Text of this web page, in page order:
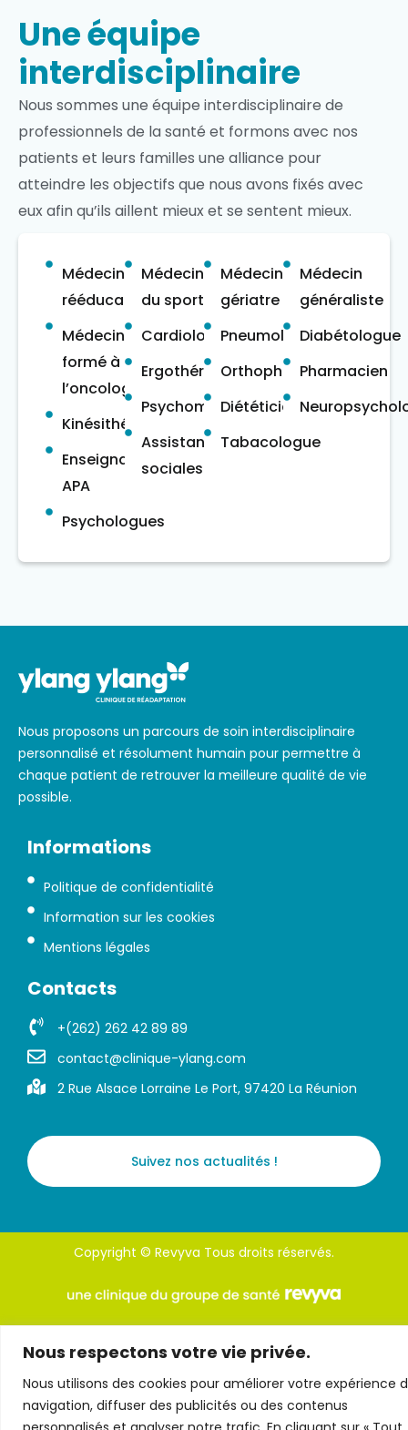
Nous respectons votre vie privée.
Nous utilisons des cookies pour améliorer votre expérience
navigation, diffuser des publicités ou des contenus
Une équipe
interdisciplinaire
Nous sommes une équipe interdisciplinaire de
professionnels de la santé et formons avec nos
patients et leurs familles une alliance pour
atteindre les objectifs que nous avons fixés avec
eux afin qu’ils aillent mieux et se sentent mieux.
Médecins
rééducateur
Médecin
formé à
l’oncologie
Kinésithérapeute
Enseignants
APA
Psychologues
Médecin
du sport
Cardiologues
Ergothérapeutes
Psychomotriciens
Assistantes
sociales
Médecin
gériatre
Pneumologues
Orthophonistes
Diététiciens
Tabacologue
Médecin
généraliste
Diabétologue
Pharmacien
Nous proposons un parcours de soin interdisciplinaire
personnalisé et résolument humain pour permettre à
chaque patient de retrouver la meilleure qualité de vie
possible.
Informations
Politique de confidentialité
Information sur les cookies
Mentions légales
Contacts
+(262) 262 42 89 89
contact@clinique-ylang.com
2 Rue Alsace Lorraine Le Port, 97420 La Réunion
Suivez nos actualités !
Copyright © Revyva Tous droits réservés.
F
a
c
e
b
L
i
n
k
e